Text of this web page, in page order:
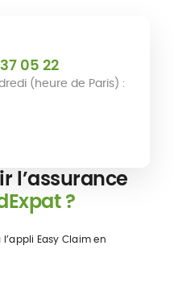
05 22
(heure de Paris) :
l’assurance
?
Easy Claim en